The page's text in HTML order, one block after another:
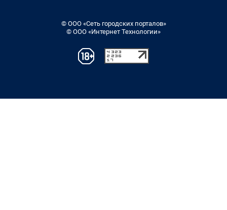
© ООО «Сеть городских порталов»
© ООО «Интернет Технологии»